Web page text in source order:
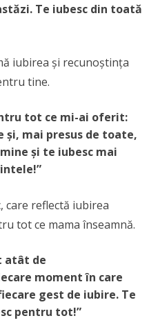
Te iubesc din toată
iubirea și recunoștința
tine.
tot ce mi-ai oferit:
mai presus de toate,
și te iubesc mai
care reflectă iubirea
tot ce mama înseamnă.
atât de
moment în care
gest de iubire. Te
pentru tot!”